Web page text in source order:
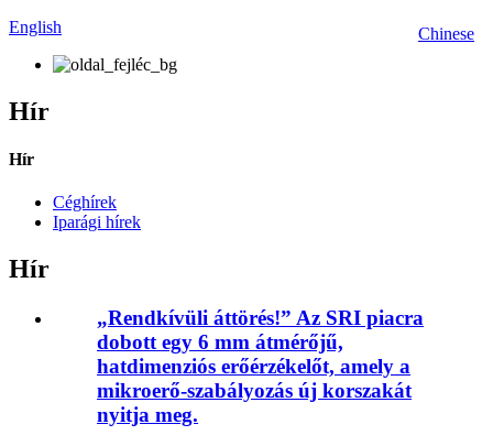
Chinese
English
Hír
Hír
Céghírek
Iparági hírek
Hír
„Rendkívüli áttörés!” Az SRI piacra
dobott egy 6 mm átmérőjű,
hatdimenziós erőérzékelőt, amely a
mikroerő-szabályozás új korszakát
nyitja meg.